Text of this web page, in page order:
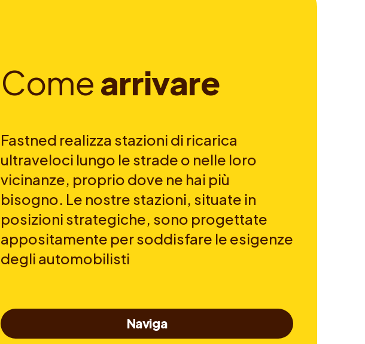
Comearrivare
Fastned realizza stazioni di ricarica
ultraveloci lungo le strade o nelle loro
vicinanze, proprio dove ne hai più
bisogno. Le nostre stazioni, situate in
posizioni strategiche, sono progettate
appositamente per soddisfare le esigenze
degli automobilisti
Naviga